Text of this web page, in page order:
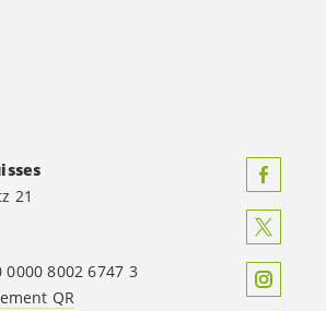
21
0000 8002 6747 3
QR